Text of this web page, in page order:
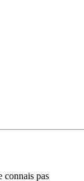
connais pas